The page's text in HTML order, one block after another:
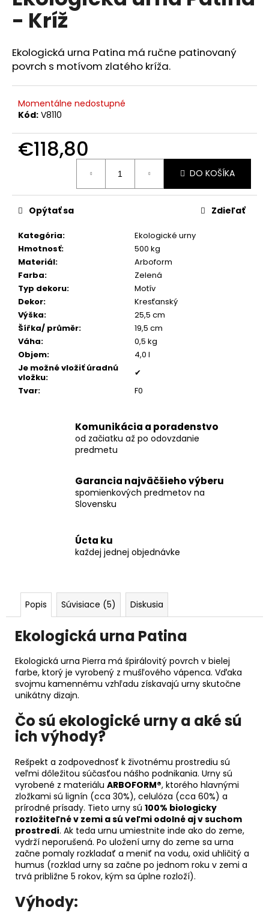
z
hviezdičiek.
- Kríž
Ekologická urna Patina má ručne patinovaný
povrch s motívom zlatého kríža.
Momentálne nedostupné
Kód: V8110
€118,80
DO KOŠÍKA
Kategória:
Ekologické urny
Hmotnosť:
500 kg
Materiál:
Arboform
Farba:
Zelená
Typ dekoru:
Motív
Dekor:
Kresťanský
Výška:
25,5 cm
Šířka/ průměr:
19,5 cm
Váha:
0,5 kg
Objem:
4,0 l
Je možné vložiť úradnú
vložku:
✔
Tvar: F0
Opýtať sa Zdieľať
Komunikácia a poradenstvo
od začiatku až po odovzdanie
predmetu
Garancia najväčšieho výberu
spomienkových predmetov na
Slovensku
Úcta ku
každej jednej objednávke
Popis Súvisiace (5) Diskusia
Ekologická urna Patina
Ekologická urna Pierra má špirálovitý povrch v bielej
farbe, ktorý je vyrobený z mušľového vápenca. Vďaka
svojmu kamennému vzhľadu získavajú urny skutočne
unikátny dizajn.
Čo sú ekologické urny a aké sú
ich výhody?
Rešpekt a zodpovednosť k životnému prostrediu sú
veľmi dôležitou súčasťou nášho podnikania. Urny sú
vyrobené z materiálu ARBOFORM®, ktorého hlavnými
zložkami sú lignín (cca 30%), celulóza (cca 60%) a
prírodné prísady. Tieto urny sú 100% biologicky
rozložiteľné v zemi a sú veľmi odolné aj v suchom
prostredí. Ak teda urnu umiestnite inde ako do zeme,
vydrží neporušená. Po uložení urny do zeme sa urna
začne pomaly rozkladať a meniť na vodu, oxid uhličitý a
humus (rozklad urny sa začne po jednom roku v zemi a
trvá približne 5 rokov, kým sa úplne rozloží).
Výhody:
á
s
ť
?
O
d
p
o
ú
č
a
m
e
PÁNSKY
TOMMY
ŠNÚROVÝ
NÁRAMOK
€160